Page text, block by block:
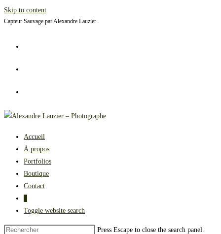
Skip to content
Capteur Sauvage par Alexandre Lauzier
Accueil
À propos
Portfolios
Boutique
Contact
Toggle website search
Press Escape to close the search panel.